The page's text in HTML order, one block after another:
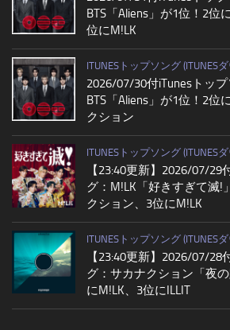
BTS「Aliens」が1位！2位
位にM!LK
ITUNESトップソング (ITUNES
2026/07/30付iTunesトップ
BTS「Aliens」が1位！2位
クション
ITUNESトップソング (ITUNES
【23:40更新】2026/07/29
グ：M!LK「好きすぎて滅!
クション、3位にM!LK
ITUNESトップソング (ITUNES
【23:40更新】2026/07/28
グ：サカナクション「夜
にM!LK、3位にILLIT